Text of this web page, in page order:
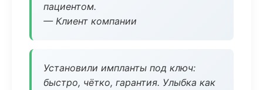
пациентом.
— Клиент компании
Установили импланты под ключ:
быстро, чётко, гарантия. Улыбка как